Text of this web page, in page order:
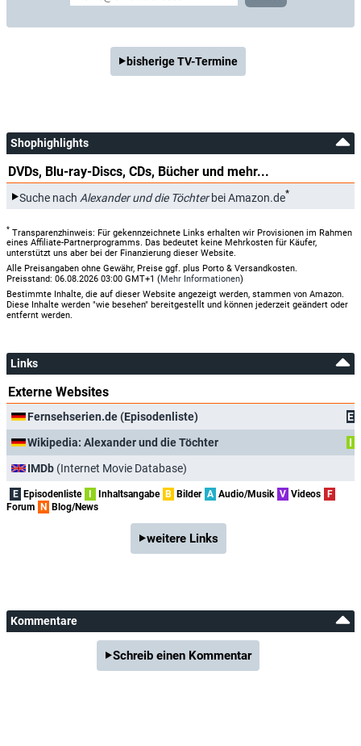
bisherige TV-Termine
Shophighlights
DVDs, Blu-ray-Discs, CDs, Bücher und mehr...
Suche nach Alexander und die Töchterbei Amazon.de*
* Transparenzhinweis: Für gekennzeichnete Links erhalten wir Provisionen im Rahmen
eines Affiliate-Partnerprogramms. Das bedeutet keine Mehrkosten für Käufer,
unterstützt uns aber bei der Finanzierung dieser Website.
Alle Preisangaben ohne Gewähr, Preise ggf. plus Porto & Versandkosten.
Preisstand: 06.08.2026 03:00 GMT+1 (Mehr Informationen)
Bestimmte Inhalte, die auf dieser Website angezeigt werden, stammen von Amazon.
Diese Inhalte werden "wie besehen" bereitgestellt und können jederzeit geändert oder
entfernt werden.
Links
Externe Websites
Fernsehserien.de (Episodenliste)
E
Wikipedia: Alexander und die Töchter
I
IMDb (Internet Movie Database)
E Episodenliste Inhaltsangabe B Bilder A Audio/Musik V Videos
F
Forum
N Blog/News
weitere Links
Kommentare
Schreib einen Kommentar